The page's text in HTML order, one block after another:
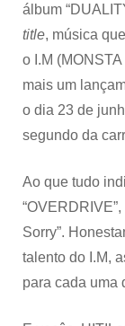
álbum
title, música
o I.M
mais um
o dia 23 de
segundo da
Ao que tudo
“OVERDRIVE”,
Sorry”.
talento do I.M,
para cada uma